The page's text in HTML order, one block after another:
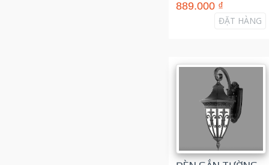
889.000 ₫
ĐẶT HÀNG